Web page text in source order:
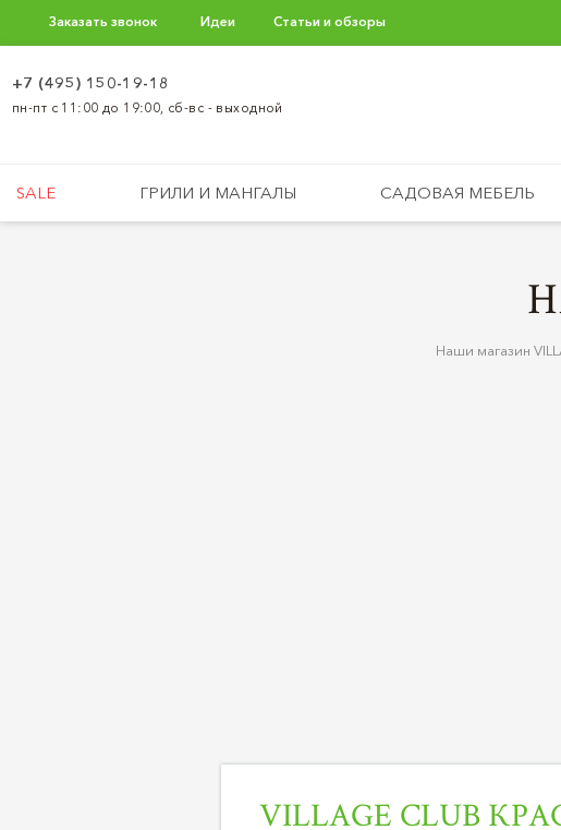
Заказать звонок Идеи Статьи и обзоры
+7 (495) 150-19-18
пн-пт с 11:00 до 19:00, сб-вс - выходной
SALE ГРИЛИ И МАНГАЛЫ САДОВАЯ МЕБЕЛЬ
Наши магазин
VILLAGE CLUB